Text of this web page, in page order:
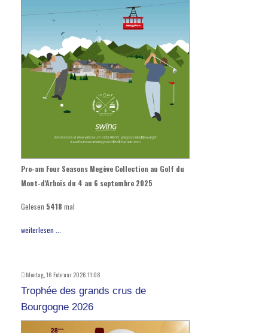
Pro-am Four Seasons Megève Collection au Golf du
Mont-d'Arbois du 4 au 6 septembre 2025
Gelesen 5418 mal
weiterlesen ...
Montag, 16 Februar 2026 11:08
Trophée des grands crus de
Bourgogne 2026